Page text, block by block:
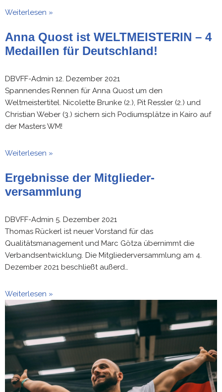
Weiterlesen »
Anna Quost ist WELTMEISTERIN – 4
Medaillen für Deutschland!
DBVFF-Admin 12. Dezember 2021
Spannendes Rennen für Anna Quost um den
Weltmeistertitel. Nicolette Brunke (2.), Pit Ressler (2.) und
Christian Weber (3.) sichern sich Podiumsplätze in Kairo auf
der Masters WM!
Weiterlesen »
Ergebnisse der Mitglieder-
versammlung
DBVFF-Admin 5. Dezember 2021
Thomas Rückerl ist neuer Vorstand für das
Qualitätsmanagement und Marc Götza übernimmt die
Verbandsentwicklung. Die Mitgliederversammlung am 4.
Dezember 2021 beschließt außerd…
Weiterlesen »